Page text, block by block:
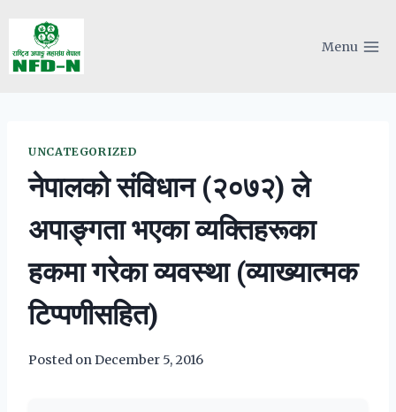
content
Menu
UNCATEGORIZED
नेपालको संविधान (२०७२) ले
अपाङ्गता भएका व्यक्तिहरूका
हकमा गरेका व्यवस्था (व्याख्यात्मक
टिप्पणीसहित)
Posted onDecember 5, 2016